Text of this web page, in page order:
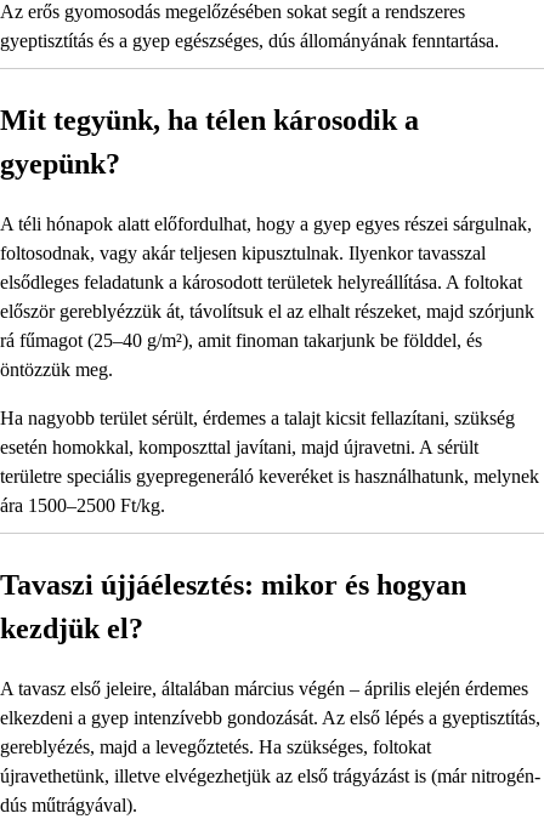
Az erős gyomosodás megelőzésében sokat segít a rendszeres
gyeptisztítás és a gyep egészséges, dús állományának fenntartása.
Mit tegyünk, ha télen károsodik a
gyepünk?
A téli hónapok alatt előfordulhat, hogy a gyep egyes részei sárgulnak,
foltosodnak, vagy akár teljesen kipusztulnak. Ilyenkor tavasszal
elsődleges feladatunk a károsodott területek helyreállítása. A foltokat
először gereblyézzük át, távolítsuk el az elhalt részeket, majd szórjunk
rá fűmagot (25–40 g/m²), amit finoman takarjunk be földdel, és
öntözzük meg.
Ha nagyobb terület sérült, érdemes a talajt kicsit fellazítani, szükség
esetén homokkal, komposzttal javítani, majd újravetni. A sérült
területre speciális gyepregeneráló keveréket is használhatunk, melynek
ára 1500–2500 Ft/kg.
Tavaszi újjáélesztés: mikor és hogyan
kezdjük el?
A tavasz első jeleire, általában március végén – április elején érdemes
elkezdeni a gyep intenzívebb gondozását. Az első lépés a gyeptisztítás,
gereblyézés, majd a levegőztetés. Ha szükséges, foltokat
újravethetünk, illetve elvégezhetjük az első trágyázást is (már nitrogén-
dús műtrágyával).